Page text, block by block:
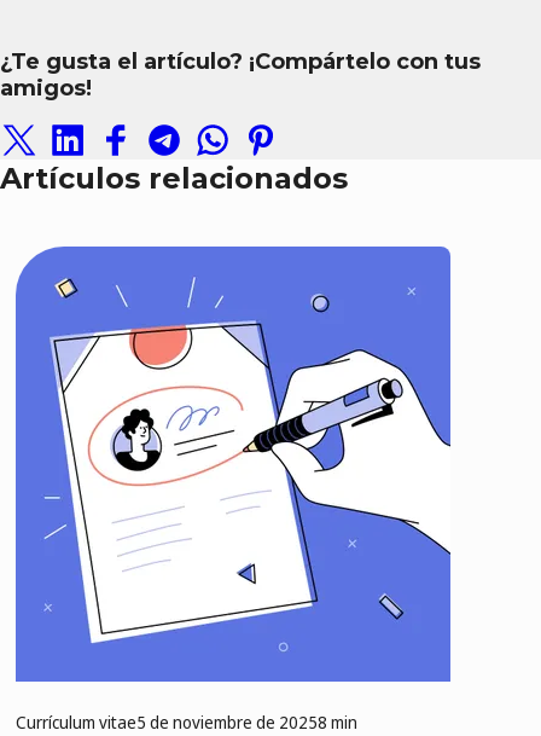
¿Te gusta el artículo? ¡Compártelo con tus
amigos!
Artículos relacionados
Currículum vitae5 de noviembre de 20258 min